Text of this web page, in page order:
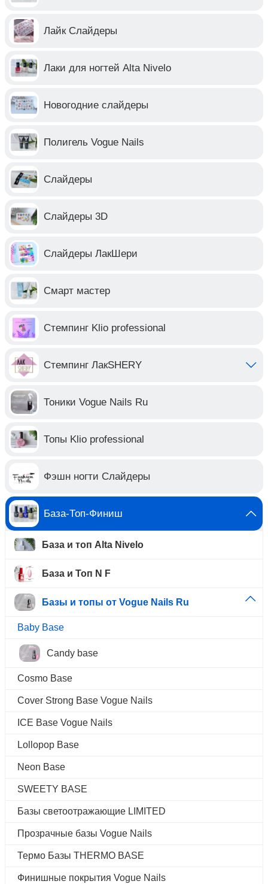
Лайк Слайдеры
Лаки для ногтей Alta Nivelo
Новогодние слайдеры
Полигель Vogue Nails
Слайдеры
Слайдеры 3D
Слайдеры ЛакШери
Смарт мастер
Стемпинг Klio professional
Стемпинг ЛакSHERY
Тоники Vogue Nails Ru
Топы Klio professional
Фэшн ногти Слайдеры
База-Топ-Финиш
База и топ Alta Nivelo
База и Топ N F
Базы и топы от Vogue Nails Ru
Baby Base
Candy base
Cosmo Base
Cover Strong Base Vogue Nails
ICE Base Vogue Nails
Lollopop Base
Neon Base
SWEETY BASE
Базы светоотражающие LIMITED
Прозрачные базы Vogue Nails
Термо Базы THERMO BASE
Финишные покрытия Vogue Nails